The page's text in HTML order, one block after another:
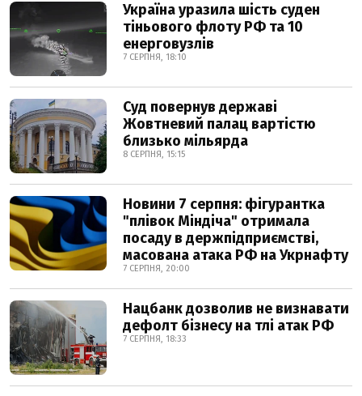
Україна уразила шість суден
тіньового флоту РФ та 10
енерговузлів
7 СЕРПНЯ, 18:10
Суд повернув державі
Жовтневий палац вартістю
близько мільярда
8 СЕРПНЯ, 15:15
Новини 7 серпня: фігурантка
"плівок Міндіча" отримала
посаду в держпідприємстві,
масована атака РФ на Укрнафту
7 СЕРПНЯ, 20:00
Нацбанк дозволив не визнавати
дефолт бізнесу на тлі атак РФ
7 СЕРПНЯ, 18:33